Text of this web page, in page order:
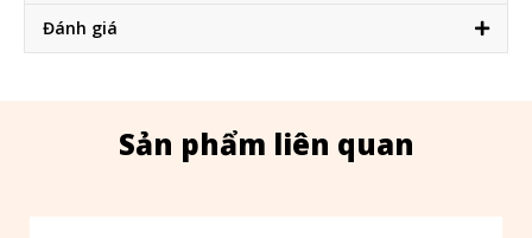
Đánh giá
Sản phẩm liên quan